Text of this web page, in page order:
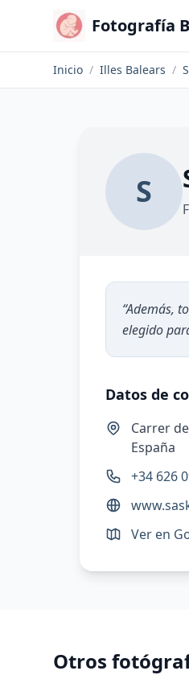
Fotografía
Inicio / Illes Balears /
S
“Además,
elegido
Datos de
Carrer
España
+34 626
Ver en
Otros